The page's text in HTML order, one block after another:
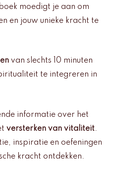
moedigt je aan om
en jouw unieke kracht te
van slechts 10 minuten
te integreren in
informatie over het
versterken van vitaliteit.
inspiratie en oefeningen
kracht ontdekken.